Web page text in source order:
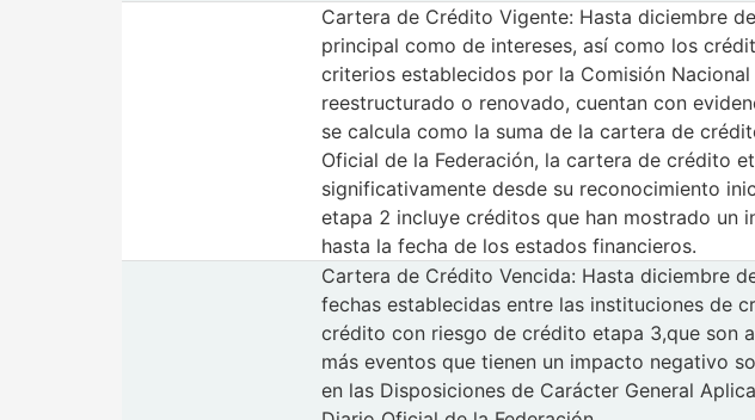
Cartera de Crédito Vigente: Hasta diciembre
principal como de intereses, así como los
criterios establecidos por la Comisión
reestructurado o renovado, cuentan con
se calcula como la suma de la cartera de
Oficial de la Federación, la cartera de crédito
significativamente desde su reconocimiento
etapa 2 incluye créditos que han mostrado un
hasta la fecha de los estados financieros.
Cartera de Crédito Vencida: Hasta diciembre
fechas establecidas entre las instituciones de
crédito con riesgo de crédito etapa 3,que son
más eventos que tienen un impacto negativo
en las Disposiciones de Carácter General